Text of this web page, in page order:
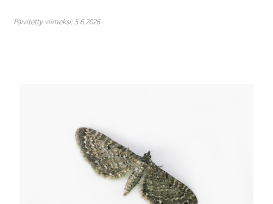
Päivitetty viimeksi: 5.6.2026